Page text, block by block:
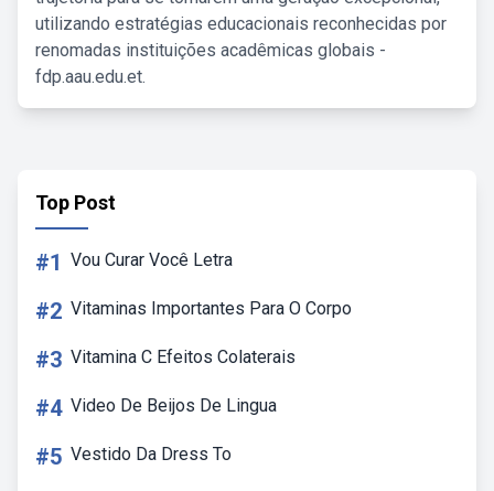
utilizando estratégias educacionais reconhecidas por
renomadas instituições acadêmicas globais -
fdp.aau.edu.et.
Top Post
#1 Vou Curar Você Letra
#2 Vitaminas Importantes Para O Corpo
#3 Vitamina C Efeitos Colaterais
#4 Video De Beijos De Lingua
#5 Vestido Da Dress To